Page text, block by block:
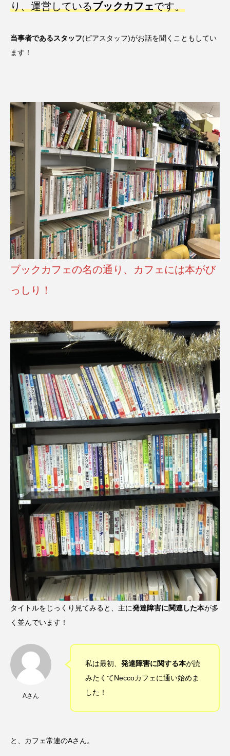
り、運営しているブックカフェです。
当事者であるスタッフ(ピアスタッフ)がお話を聞くこともしてい
ます！
ブックカフェの名の通り、カフェには本がび
っしり！
タイトルをじっくり見てみると、主に発達障害に関連した本が多
く並んでいます！
Aさん
私は最初、 発達障害に関する本が読
みたくてNeccoカフェに通い始めま
した！
と、カフェ常連のAさん。